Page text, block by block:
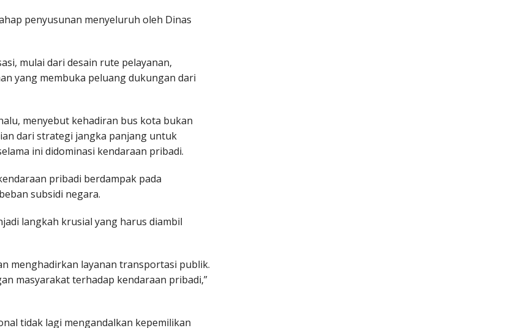
penyusunan menyeluruh oleh Dinas
mulai dari desain rute pelayanan,
yang membuka peluang dukungan dari
menyebut kehadiran bus kota bukan
dari strategi jangka panjang untuk
ini didominasi kendaraan pribadi.
pribadi berdampak pada
subsidi negara.
langkah krusial yang harus diambil
menghadirkan layanan transportasi publik.
masyarakat terhadap kendaraan pribadi,”
tidak lagi mengandalkan kepemilikan